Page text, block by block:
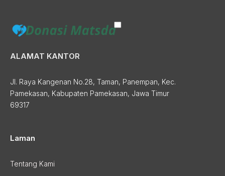
ALAMAT KANTOR
Jl. Raya Kangenan No.28, Taman, Panempan, Kec.
Pamekasan, Kabupaten Pamekasan, Jawa Timur
69317
Laman
Tentang Kami